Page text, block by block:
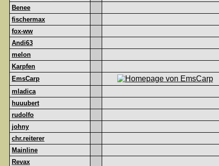
Benee
fischermax
fox-ww
Andi63
melon
Karpfen
EmsCarp
mladica
huuubert
rudolfo
johny
chr.reiterer
Mainline
Revax